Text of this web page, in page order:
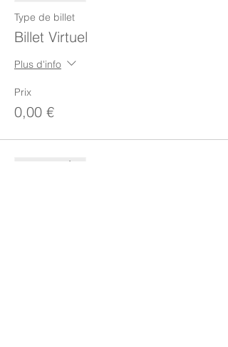
Type de billet
Billet Virtuel
Plus d'info
Prix
0,00 €